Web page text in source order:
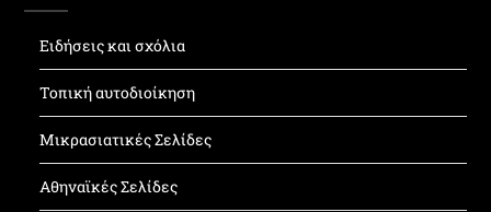
Ειδήσεις και σχόλια
Τοπική αυτοδιοίκηση
Μικρασιατικές Σελίδες
Αθηναϊκές Σελίδες